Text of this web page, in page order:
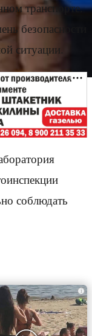
транспорте.
безопасности
ситуации.
соблюдать
i